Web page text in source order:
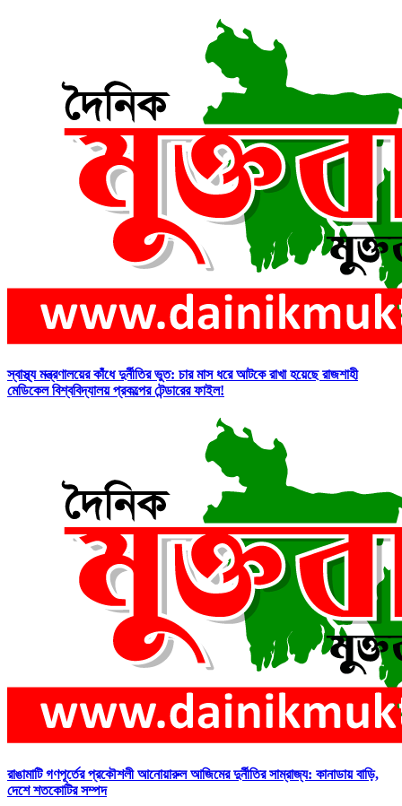
স্বাস্থ্য মন্ত্রণালয়ের কাঁধে দুর্নীতির ভুত: চার মাস ধরে আটকে রাখা হয়েছে রাজশাহী
মেডিকেল বিশ্ববিদ্যালয় প্রকল্পের টেন্ডারের ফাইল!
রাঙামাটি গণপূর্তের প্রকৌশলী আনোয়ারুল আজিমের দুর্নীতির সাম্রাজ্য: কানাডায় বাড়ি,
দেশে শতকোটির সম্পদ